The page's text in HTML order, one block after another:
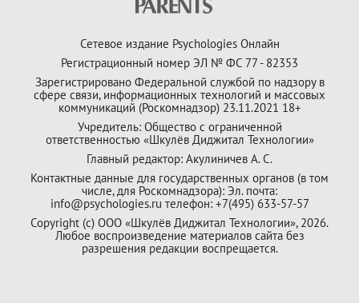
Сетевое издание Psychologies Онлайн
Регистрационный номер ЭЛ № ФС 77 - 82353
Зарегистрировано Федеральной службой по надзору в
сфере связи, информационных технологий и массовых
коммуникаций (Роскомнадзор) 23.11.2021 18+
Учредитель: Общество с ограниченной
ответственностью «Шкулёв Диджитал Технологии»
Главный редактор: Акулиничев А. С.
Контактные данные для государственных органов (в том
числе, для Роскомнадзора): Эл. почта:
info@psychologies.ru телефон: +7(495) 633-57-57
Copyright (с) ООО «Шкулёв Диджитал Технологии», 2026.
Любое воспроизведение материалов сайта без
разрешения редакции воспрещается.